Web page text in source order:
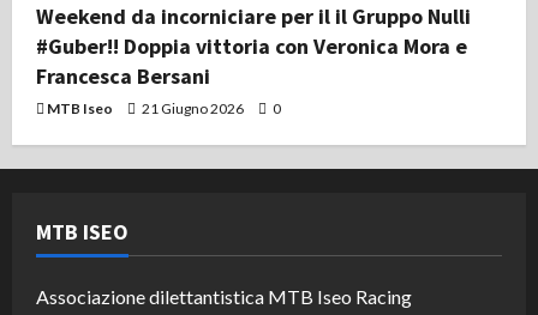
Weekend da incorniciare per il il Gruppo Nulli
#Guber!! Doppia vittoria con Veronica Mora e
Francesca Bersani
MTB Iseo 21 Giugno 2026 0
MTB ISEO
Associazione dilettantistica MTB Iseo Racing